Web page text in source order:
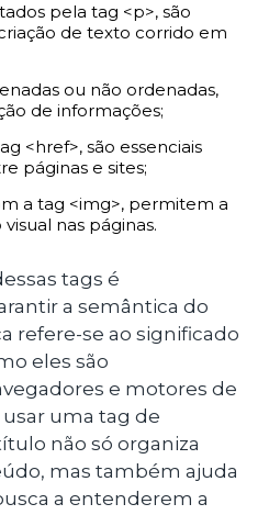
pela tag <p>, são
de texto corrido em
ou não ordenadas,
de informações;
<href>, são essenciais
páginas e sites;
a tag <img>, permitem a
nas páginas.
tags é
a semântica do
refere-se ao significado
eles são
e motores de
uma tag de
não só organiza
mas também ajuda
a entenderem a